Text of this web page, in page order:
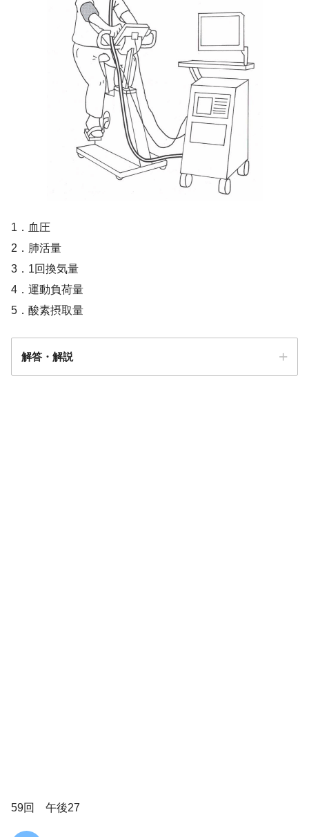
1．血圧
2．肺活量
3．1回換気量
4．運動負荷量
5．酸素摂取量
解答・解説
59回 午後27